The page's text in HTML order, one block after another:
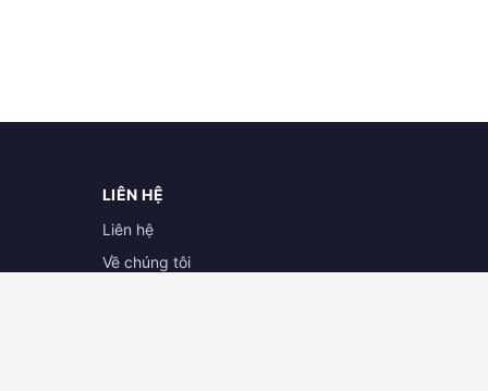
LIÊN HỆ
Liên hệ
Về chúng tôi